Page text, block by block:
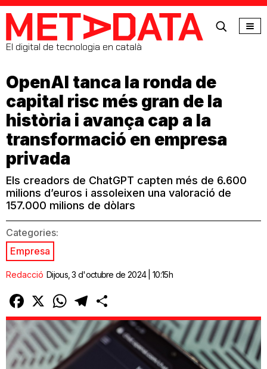
MetaData
El digital de tecnologia en català
OpenAI tanca la ronda de
capital risc més gran de la
història i avança cap a la
transformació en empresa
privada
Els creadors de ChatGPT capten més de 6.600
milions d’euros i assoleixen una valoració de
157.000 milions de dòlars
Categories:
Empresa
Redacció Dijous, 3 d'octubre de 2024 | 10:15h
Facebook
X WhatsAppTelegram